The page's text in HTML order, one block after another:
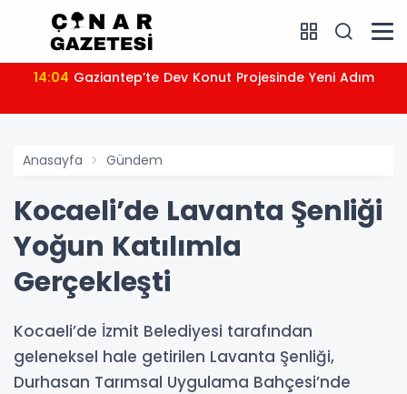
14:04 Gaziantep’te Dev Konut Projesinde Yeni Adım
Anasayfa Gündem
Kocaeli’de Lavanta Şenliği
Yoğun Katılımla
Gerçekleşti
Kocaeli’de İzmit Belediyesi tarafından
geleneksel hale getirilen Lavanta Şenliği,
Durhasan Tarımsal Uygulama Bahçesi’nde